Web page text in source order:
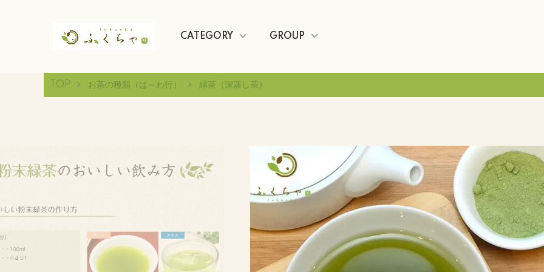
CATEGORY GROUP
TOP お茶の種類（は～わ行） 緑茶（深蒸し茶）